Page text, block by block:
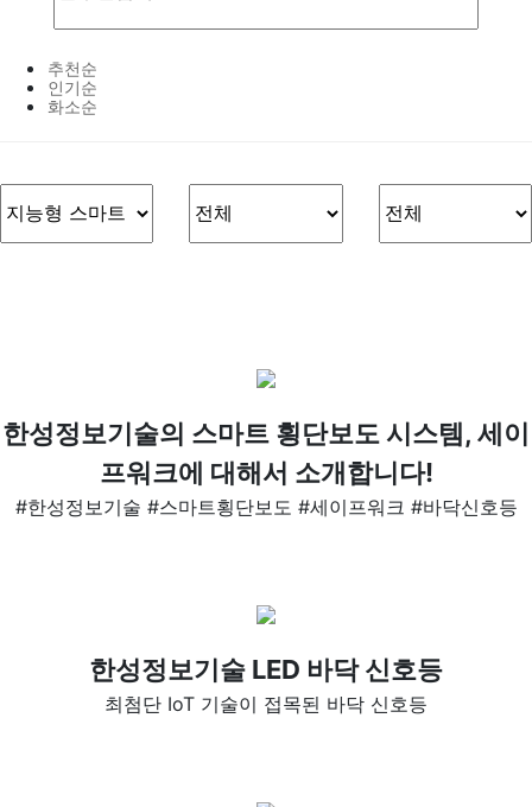
추천순
인기순
화소순
한성정보기술의 스마트 횡단보도 시스템, 세이
프워크에 대해서 소개합니다!
#한성정보기술 #스마트횡단보도 #세이프워크 #바닥신호등
한성정보기술 LED 바닥 신호등
최첨단 IoT 기술이 접목된 바닥 신호등